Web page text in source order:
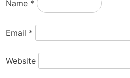
Name *
Email *
Website